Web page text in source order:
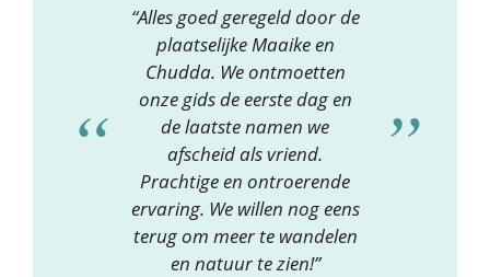
“Alles goed geregeld door de
plaatselijke Maaike en
Chudda. We ontmoetten
onze gids de eerste dag en
de laatste namen we
afscheid als vriend.
Prachtige en ontroerende
ervaring. We willen nog eens
terug om meer te wandelen
en natuur te zien!”